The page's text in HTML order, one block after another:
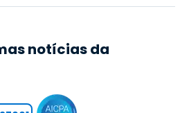
notícias da